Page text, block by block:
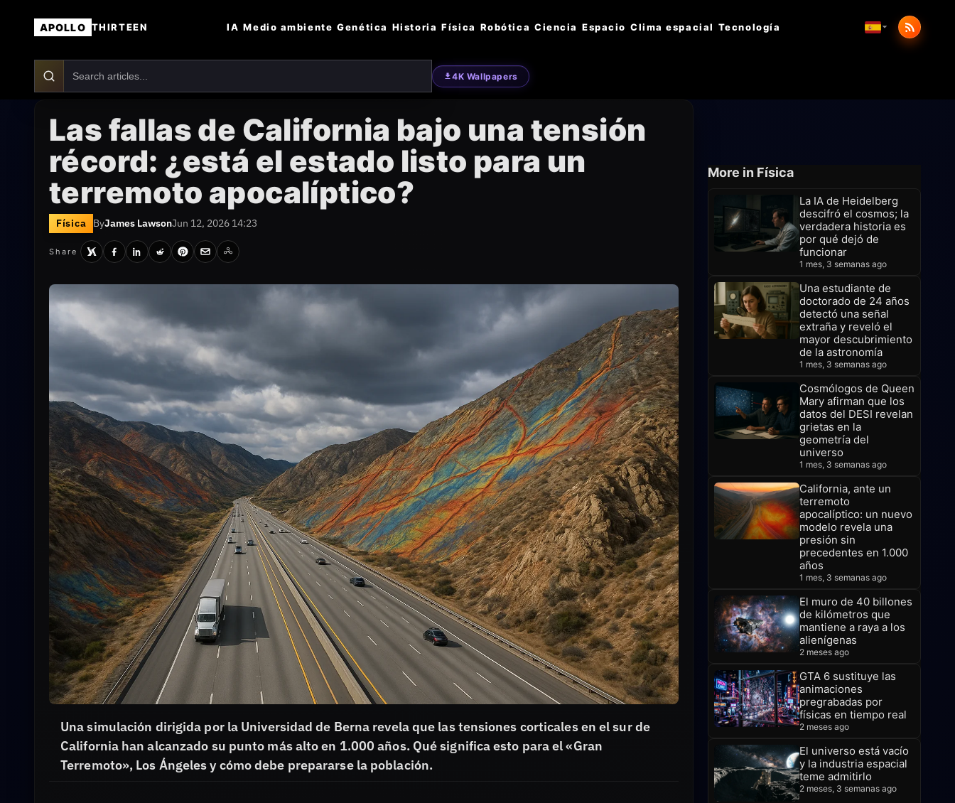
APOLLO THIRTEEN IA Medio ambiente Genética Historia Física Robótica Ciencia Espacio Clima espacial Tecnología
4K Wallpapers
Las fallas de California bajo una tensión
récord: ¿está el estado listo para un
terremoto apocalíptico?
Física ByJames LawsonJun 12, 2026 14:23
Share
Una simulación dirigida por la Universidad de Berna revela que las tensiones corticales en el sur de
California han alcanzado su punto más alto en 1.000 años. Qué significa esto para el «Gran
Terremoto», Los Ángeles y cómo debe prepararse la población.
More in Física
La IA de Heidelberg
descifró el cosmos; la
verdadera historia es
por qué dejó de
funcionar
1 mes, 3 semanas ago
Una estudiante de
doctorado de 24 años
detectó una señal
extraña y reveló el
mayor descubrimiento
de la astronomía
1 mes, 3 semanas ago
Cosmólogos de Queen
Mary afirman que los
datos del DESI revelan
grietas en la
geometría del
universo
1 mes, 3 semanas ago
California, ante un
terremoto
apocalíptico: un nuevo
modelo revela una
presión sin
precedentes en 1.000
años
1 mes, 3 semanas ago
El muro de 40 billones
de kilómetros que
mantiene a raya a los
alienígenas
2 meses ago
GTA 6 sustituye las
animaciones
pregrabadas por
físicas en tiempo real
2 meses ago
El universo está vacío
y la industria espacial
teme admitirlo
2 meses, 3 semanas ago